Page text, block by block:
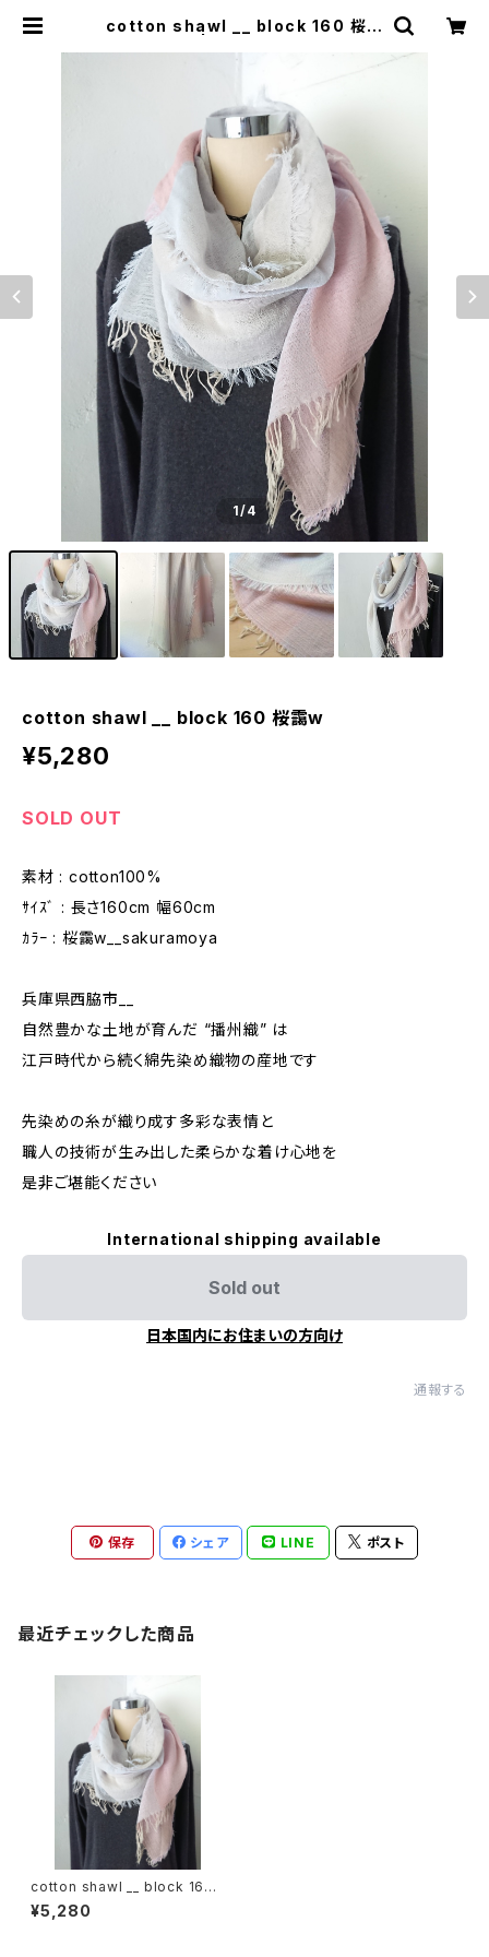
cotton shawl __ block 160 桜靄
1/4
cotton shawl __ block 160 桜靄w
¥5,280
SOLD OUT
素材 : cotton100%
ｻｲｽﾞ : 長さ160cm 幅60cm
ｶﾗｰ : 桜靄w__sakuramoya
兵庫県西脇市__
自然豊かな土地が育んだ “播州織” は
江戸時代から続く綿先染め織物の産地です
先染めの糸が織り成す多彩な表情と
職人の技術が生み出した柔らかな着け心地を
是非ご堪能ください
International shipping available
Sold out
日本国内にお住まいの方向け
通報する
保存 シェア LINE ポスト
最近チェックした商品
cotton shawl __ block 160
桜靄w
¥5,280